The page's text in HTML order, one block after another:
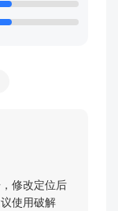
修改定位后
使用破解